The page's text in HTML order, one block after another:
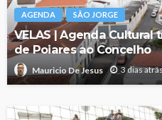
AGENDA SÃO JORGE
VELAS | Agenda Cultural
de Poiares ao Concelho
Mauricio De Jesus 3 dias